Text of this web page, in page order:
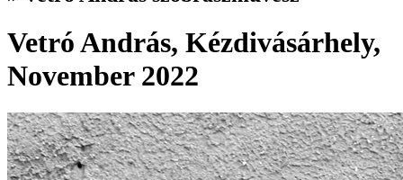
Vetró András, Kézdivásárhely,
November 2022